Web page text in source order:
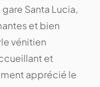
Santa Lucia,
et bien
vénitien
et
apprécié le